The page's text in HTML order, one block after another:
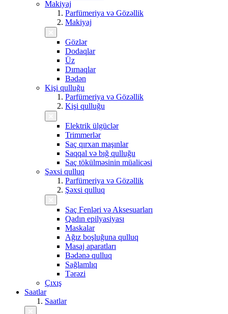
Makiyaj
Parfümeriya və Gözəllik
Makiyaj
Gözlər
Dodaqlar
Üz
Dırnaqlar
Bədən
Kişi qulluğu
Parfümeriya və Gözəllik
Kişi qulluğu
Elektrik ülgüclər
Trimmerlər
Saç qırxan maşınlar
Saqqal və bığ qulluğu
Saç tökülməsinin müalicəsi
Şəxsi qulluq
Parfümeriya və Gözəllik
Şəxsi qulluq
Saç Fenləri və Aksesuarları
Qadın epilyasiyası
Maskalar
Ağız boşluğuna qulluq
Masaj aparatları
Bədənə qulluq
Sağlamlıq
Tərəzi
Çıxış
Saatlar
Saatlar